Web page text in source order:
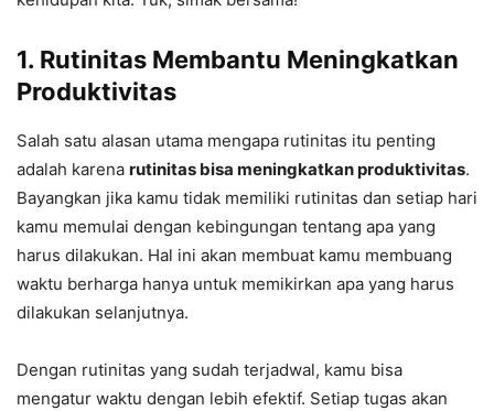
1. Rutinitas Membantu Meningkatkan
Produktivitas
Salah satu alasan utama mengapa rutinitas itu penting
adalah karena rutinitas bisa meningkatkan produktivitas.
Bayangkan jika kamu tidak memiliki rutinitas dan setiap hari
kamu memulai dengan kebingungan tentang apa yang
harus dilakukan. Hal ini akan membuat kamu membuang
waktu berharga hanya untuk memikirkan apa yang harus
dilakukan selanjutnya.
Dengan rutinitas yang sudah terjadwal, kamu bisa
mengatur waktu dengan lebih efektif. Setiap tugas akan